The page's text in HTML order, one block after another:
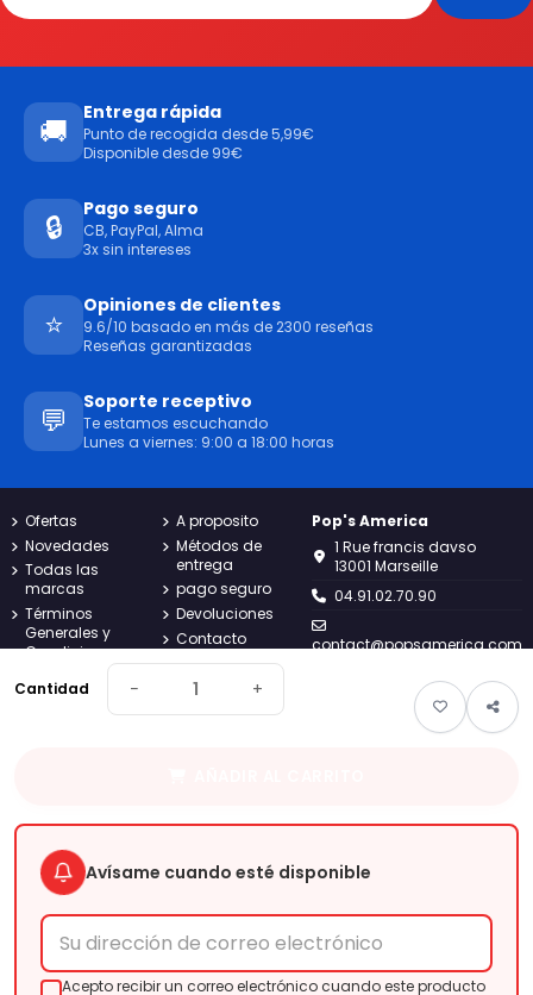
Cantidad − +
Avísame cuando esté disponible
Acepto recibir un correo electrónico cuando este producto
🚚
Entrega rápida
Punto de recogida desde 5,99€
Disponible desde 99€
🔒
Pago seguro
CB, PayPal, Alma
3x sin intereses
⭐
Opiniones de clientes
9.6/10 basado en más de 2300 reseñas
Reseñas garantizadas
💬
Soporte receptivo
Te estamos escuchando
Lunes a viernes: 9:00 a 18:00 horas
Ofertas
Novedades
Todas las
marcas
Términos
Generales y
Condiciones
privacidad
Avisos legales
A proposito
Métodos de
entrega
pago seguro
Devoluciones
Contacto
Mapa del sitio
Seguimiento
Pop's America
1 Rue francis davso
13001 Marseille
04.91.02.70.90
contact@popsamerica.com
Tu tienda americana online desde 2019. Descubre las mejores
marcas de snacks, golosinas y bebidas importadas
directamente de EE.UU.